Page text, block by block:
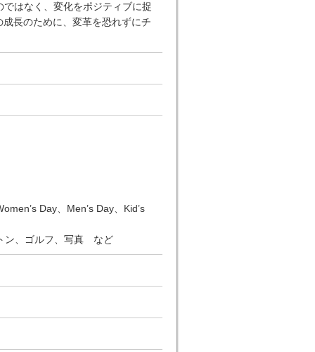
はなく、変化をポジティブに捉
長のために、変革を恐れずにチ
Day、Men’s Day、Kid’s
ン、ゴルフ、写真 など